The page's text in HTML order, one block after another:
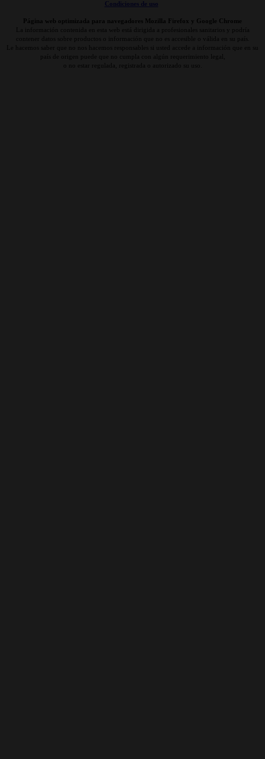
Condiciones de uso
Página web optimizada para navegadores Mozilla Firefox y Google Chrome
La información contenida en esta web está dirigida a profesionales sanitarios y podría
contener datos sobre productos o información que no es accesible o válida en su país.
Le hacemos saber que no nos hacemos responsables si usted accede a información que en su
país de origen puede que no cumpla con algún requerimiento legal,
o no estar regulada, registrada o autorizado su uso.